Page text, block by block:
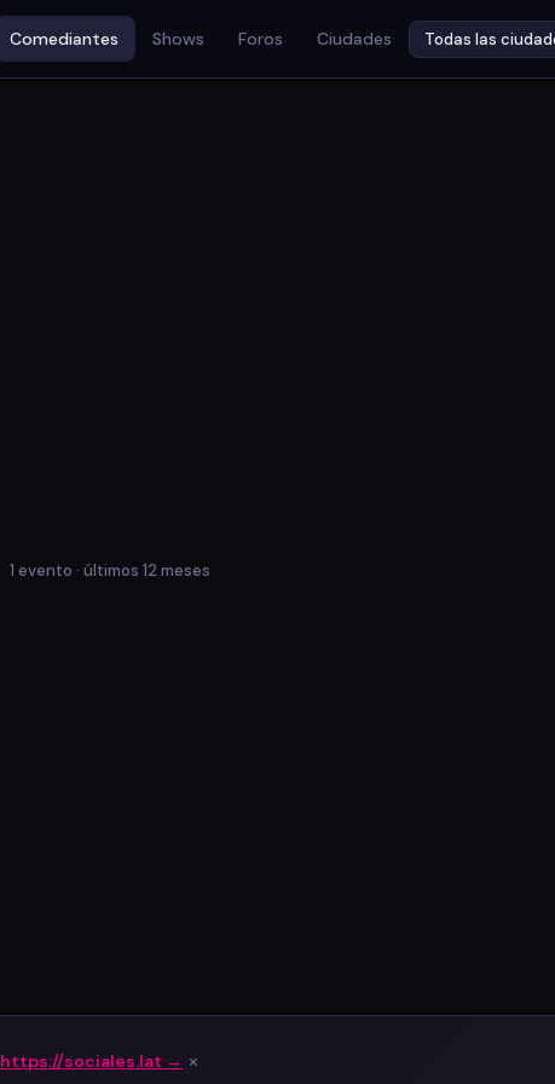
Comediantes Shows Foros Ciudades
1 evento · últimos 12 meses
https://sociales.lat → ×